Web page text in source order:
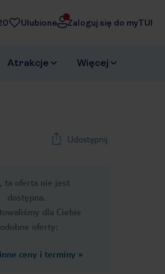
Ulubione Zaloguj się do myTUI
Atrakcje Więcej
Udostępnij
ta oferta nie jest
dostępna.
dla Ciebie
oferty:
ceny i terminy »
Wyjątkowy